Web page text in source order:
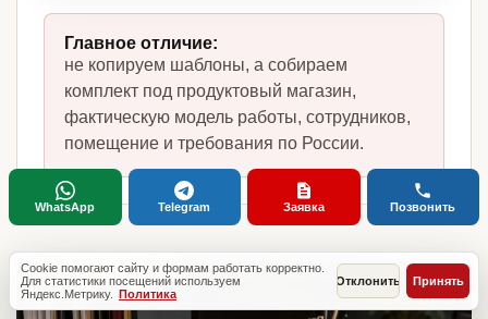
Главное отличие:
не копируем шаблоны, а собираем
комплект под продуктовый магазин,
фактическую модель работы, сотрудников,
помещение и требования по России.
Cookie помогают сайту и формам работать корректно.
Для статистики посещений используем
Яндекс.Метрику. Политика
Отклонить Принять
WhatsApp Telegram Заявка Позвонить